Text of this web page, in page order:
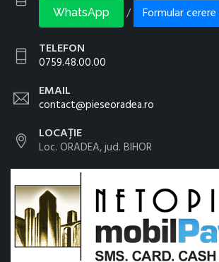
WhatsApp /
Formular cerere
TELEFON
0759.48.00.00
EMAIL
contact@pieseoradea.ro
LOCAȚIE
Loc. ORADEA, jud. BIHOR